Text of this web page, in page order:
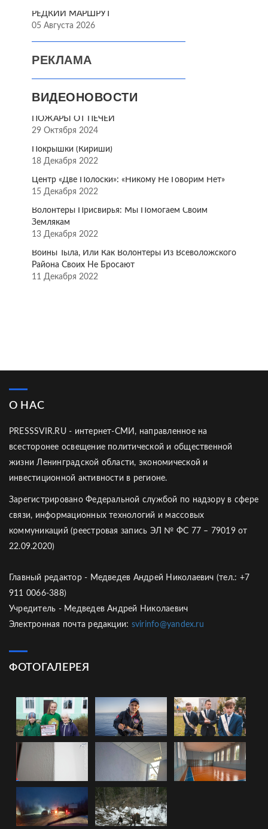
РЕДКИЙ МАРШРУТ
05 Августа 2026
РЕКЛАМА
ВИДЕОНОВОСТИ
ПОЖАРЫ ОТ ПЕЧЕЙ
29 Октября 2024
Покрышки (Кириши)
18 Декабря 2022
Центр «Две Полоски»: «Никому Не Говорим Нет»
15 Декабря 2022
Волонтёры Присвирья: Мы Помогаем Своим
Землякам
13 Декабря 2022
Воины Тыла, Или Как Волонтёры Из Всеволожского
Района Своих Не Бросают
11 Декабря 2022
О НАС
PRESSSVIR.RU - интернет-СМИ, направленное на
всесторонее освещение политической и общественной
жизни Ленинградской области, экономической и
инвестиционной активности в регионе.
Зарегистрировано Федеральной службой по надзору в сфере
связи, информационных технологий и массовых
коммуникаций (реестровая запись ЭЛ № ФС 77 – 79019 от
22.09.2020)
Главный редактор - Медведев Андрей Николаевич (тел.: +7
911 0066-388)
Учредитель - Медведев Андрей Николаевич
Электронная почта редакции: svirinfo@yandex.ru
ФОТОГАЛЕРЕЯ